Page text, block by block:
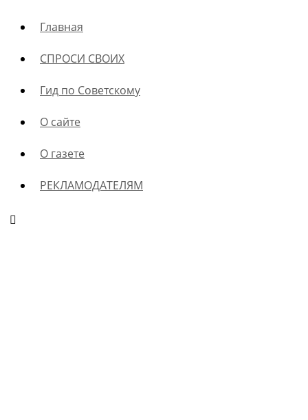
Главная
СПРОСИ СВОИХ
Гид по Советскому
О сайте
О газете
РЕКЛАМОДАТЕЛЯМ